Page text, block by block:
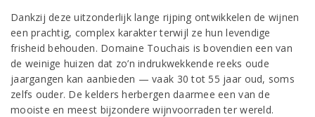
Dankzij deze uitzonderlijk lange rijping ontwikkelen de wijnen
een prachtig, complex karakter terwijl ze hun levendige
frisheid behouden. Domaine Touchais is bovendien een van
de weinige huizen dat zo’n indrukwekkende reeks oude
jaargangen kan aanbieden — vaak 30 tot 55 jaar oud, soms
zelfs ouder. De kelders herbergen daarmee een van de
mooiste en meest bijzondere wijnvoorraden ter wereld.